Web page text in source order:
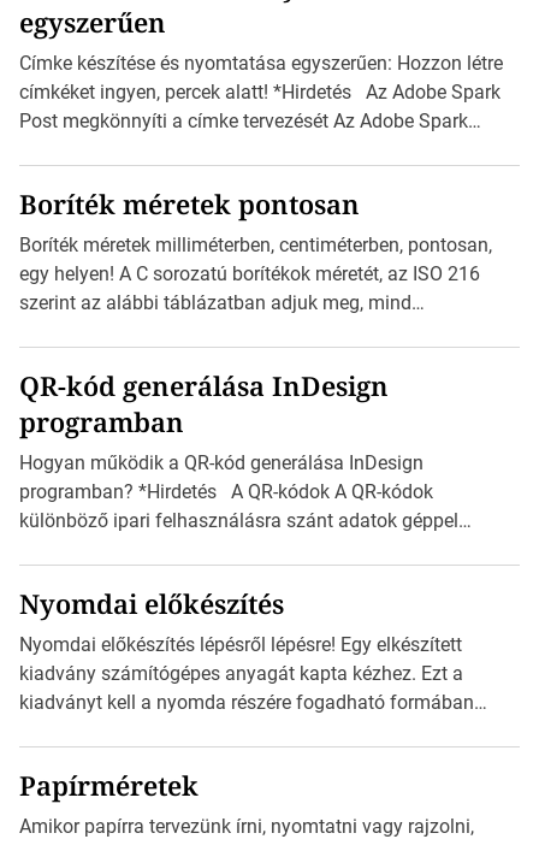
egyszerűen
Címke készítése és nyomtatása egyszerűen: Hozzon létre
címkéket ingyen, percek alatt! *Hirdetés Az Adobe Spark
Post megkönnyíti a címke tervezését Az Adobe Spark
igazán foroghatnak a kreatív fogaskerekek, miközben
zajlik a saját címke készítése. Hogyan készítsünk címkét?
Válasszon méretet és alakot: Válassza ki a kívánt címke
méretét. Akár néhány […]
Boríték méretek pontosan
Boríték méretek milliméterben, centiméterben, pontosan,
egy helyen! A C sorozatú borítékok méretét, az ISO 216
szerint az alábbi táblázatban adjuk meg, mind
mutatja az A4-es papírlaphoz viszonyítva. Az amerikai és
észak-amerikai boríték méretére az ISO 216 nem
vonatkozik. Boríték méretének táblázata C0-tól […]
QR-kód generálása InDesign
programban
Hogyan működik a QR-kód generálása InDesign
programban? *Hirdetés A QR-kódok A QR-kódok
különböző ipari felhasználásra szánt adatok géppel
okostelefonjára telepíthet egy QR-kód-leolvasó
alkalmazást, ami leolvasni és dekódolni képes az URL-
információt és átirányítja a telefon böngészőjét a cég
weblapjára. A QR-kód beolvasása után a felhasználó
Nyomdai előkészítés
Nyomdai előkészítés lépésről lépésre! Egy elkészített
kiadvány számítógépes anyagát kapta kézhez. Ezt a
kiadványt kell a nyomda részére fogadható formában
Illustratorban készült vektorgrafika. *Hirdetés Minden
esetben konzultáljunk a nyomdával, mielőtt elkezdjük a
Papírméretek
Amikor papírra tervezünk írni, nyomtatni vagy rajzolni,